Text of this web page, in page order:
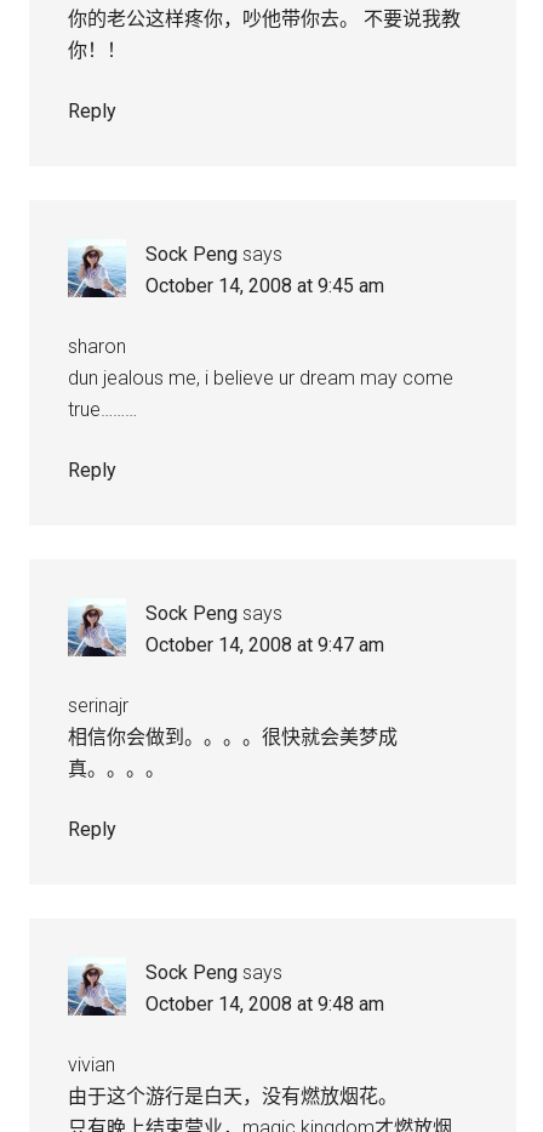
你的老公这样疼你，吵他带你去。 不要说我教
你！！
Reply
Sock Peng says
October 14, 2008 at 9:45 am
sharon
dun jealous me, i believe ur dream may come
true………
Reply
Sock Peng says
October 14, 2008 at 9:47 am
serinajr
相信你会做到。。。。很快就会美梦成
真。。。。
Reply
Sock Peng says
October 14, 2008 at 9:48 am
vivian
由于这个游行是白天，没有燃放烟花。